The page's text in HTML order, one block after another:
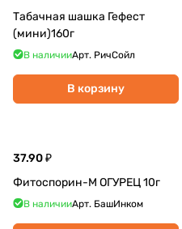
Табачная шашка Гефест
(мини)160г
В наличииАрт. РичСойл
В корзину
37.90 ₽
Фитоспорин-М ОГУРЕЦ 10г
В наличииАрт. БашИнком